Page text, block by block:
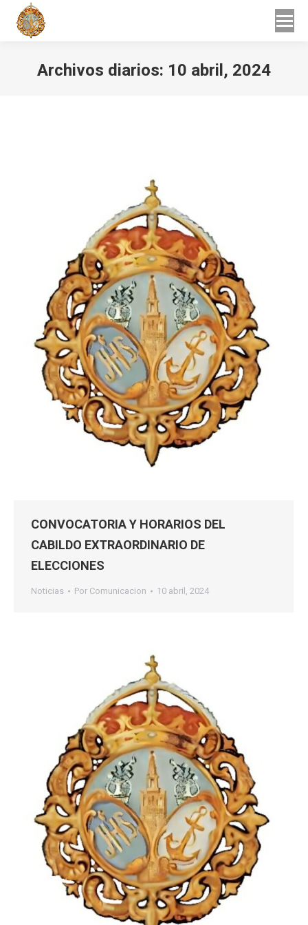
Archivos diarios: 10 abril, 2024
CONVOCATORIA Y HORARIOS DEL
CABILDO EXTRAORDINARIO DE
ELECCIONES
Noticias Por Comunicacion 10 abril, 2024